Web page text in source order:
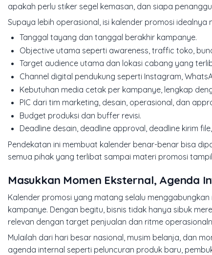
apakah perlu stiker segel kemasan, dan siapa
Supaya lebih operasional, isi kalender promosi idealnya
Tanggal tayang dan tanggal berakhir kampanye.
Objective utama seperti awareness, traffic toko,
Target audience utama dan lokasi cabang yang
Channel digital pendukung seperti Instagram,
Kebutuhan media cetak per kampanye, lengkap
PIC dari tim marketing, desain, operasional, dan
Budget produksi dan buffer revisi.
Deadline desain, deadline approval, deadline kirim
Pendekatan ini membuat kalender benar-benar bisa
semua pihak yang terlibat sampai materi promosi
Masukkan Momen Eksternal, Agenda
Kalender promosi yang matang selalu
kampanye. Dengan begitu, bisnis tidak hanya sibuk
relevan dengan target penjualan dan ritme
Mulailah dari hari besar nasional, musim belanja, dan
agenda internal seperti peluncuran produk baru,